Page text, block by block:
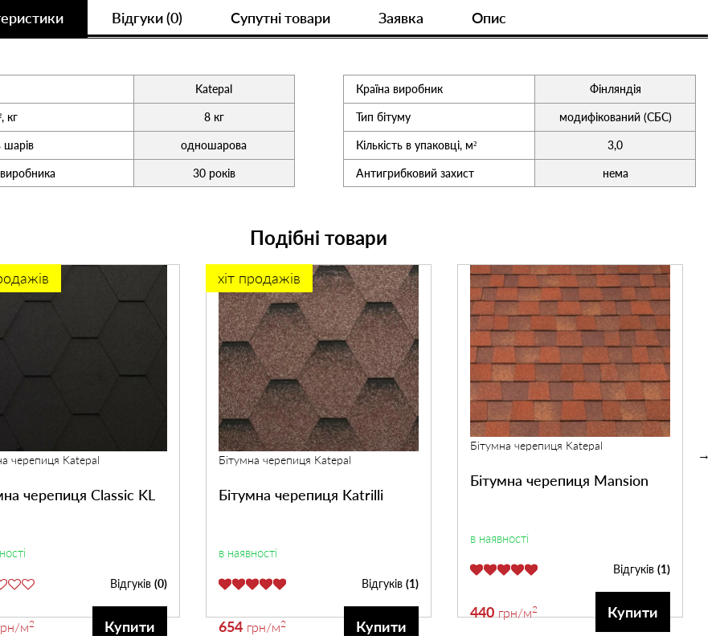
Відгуки (0) Супутні товари Заявка Опис
Katepal Країна виробник Фінляндія
кг 8 кг Тип бітуму модифікований (СБС)
шарів одношарова Кількість в упаковці, м² 3,0
виробника 30 років Антигрибковий захист нема
Подібні товари
черепиця Katepal
черепиця Classic KL
Відгуків (0)
/м2 Купити
хіт продажів
Бітумна черепиця Katepal
Бітумна черепиця Katrilli
в наявності
Відгуків (1)
654 грн/м2 Купити
Бітумна черепиця Katepal
Бітумна черепиця Mansion
в наявності
Відгуків (1)
440 грн/м2 Купити